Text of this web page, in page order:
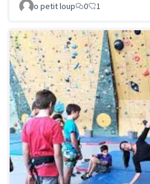
o petit loup
0 1